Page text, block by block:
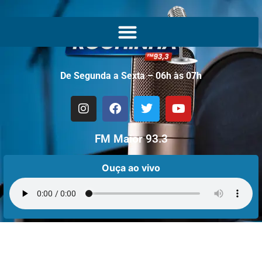
De Segunda a Sexta – 06h às 07h
FM Maior 93.3
Ouça ao vivo